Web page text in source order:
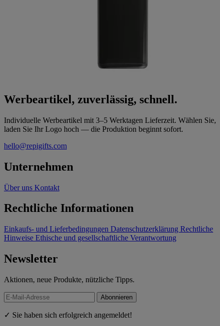
Werbeartikel, zuverlässig, schnell.
Individuelle Werbeartikel mit 3–5 Werktagen Lieferzeit. Wählen Sie,
laden Sie Ihr Logo hoch — die Produktion beginnt sofort.
hello@repigifts.com
Unternehmen
Über uns Kontakt
Rechtliche Informationen
Einkaufs- und Lieferbedingungen Datenschutzerklärung Rechtliche
Hinweise Ethische und gesellschaftliche Verantwortung
Newsletter
Aktionen, neue Produkte, nützliche Tipps.
Abonnieren
✓ Sie haben sich erfolgreich angemeldet!